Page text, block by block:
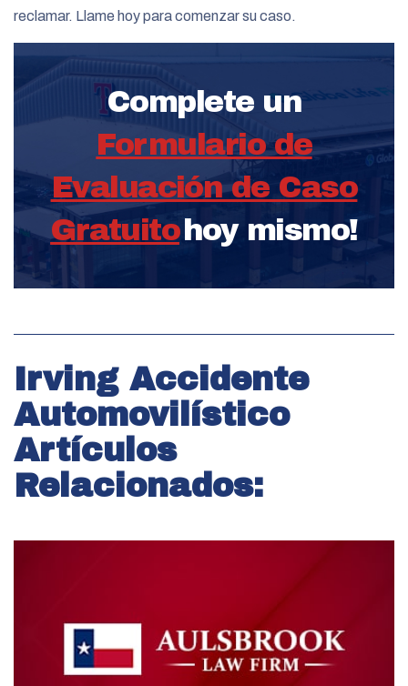
reclamar. Llame hoy para comenzar su caso.
Complete un
Formulario de
Evaluación de Caso
Gratuitohoy mismo!
Irving Accidente
Automovilístico
Artículos
Relacionados: